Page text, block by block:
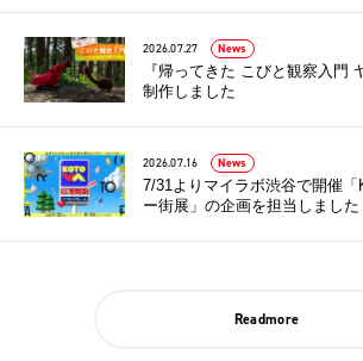
2026.07.27 News
『帰ってきた こびと観察入門
制作しました
2026.07.16 News
7/31よりマイラボ渋谷で開催
ー街展」の企画を担当しました
Readmore